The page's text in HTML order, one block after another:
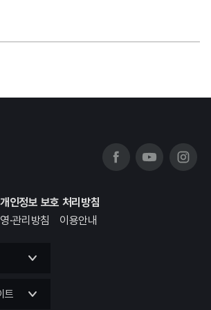
개인정보 보호 처리방침
·관리방침
이용안내
트